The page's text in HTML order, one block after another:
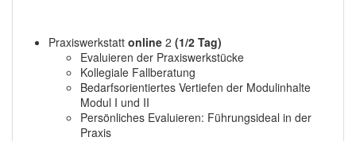
Praxiswerkstatt online 2 (1/2 Tag)
Evaluieren der Praxiswerkstücke
Kollegiale Fallberatung
Bedarfsorientiertes Vertiefen der Modulinhalte
Modul I und II
Persönliches Evaluieren: Führungsideal in der
Praxis